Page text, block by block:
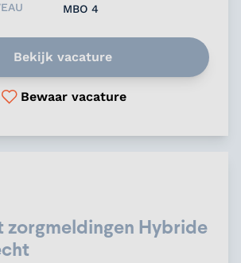
MBO 4
Bekijk vacature
Bewaar vacature
zorgmeldingen Hybride